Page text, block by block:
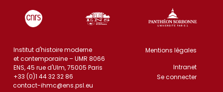
Institut d'histoire moderne
et contemporaine – UMR 8066
ENS, 45 rue d'Ulm, 75005 Paris
+33 (0)1 44 32 32 86
contact-ihmc@ens.psl.eu
Mentions légales
Intranet
Se connecter